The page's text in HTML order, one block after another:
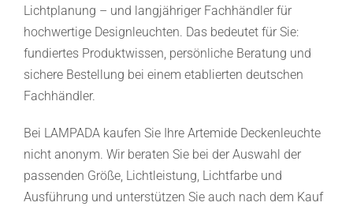
Lichtplanung – und langjähriger Fachhändler für
hochwertige Designleuchten. Das bedeutet für Sie:
fundiertes Produktwissen, persönliche Beratung und
sichere Bestellung bei einem etablierten deutschen
Fachhändler.
Bei LAMPADA kaufen Sie Ihre Artemide Deckenleuchte
nicht anonym. Wir beraten Sie bei der Auswahl der
passenden Größe, Lichtleistung, Lichtfarbe und
Ausführung und unterstützen Sie auch nach dem Kauf